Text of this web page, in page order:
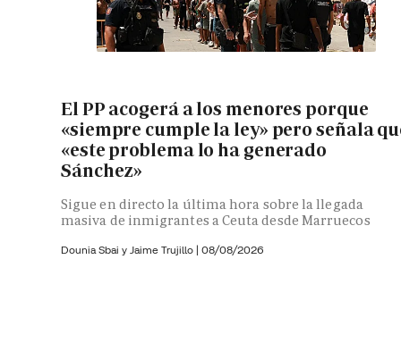
El PP acogerá a los menores porque
«siempre cumple la ley» pero señala
«este problema lo ha generado
Sánchez»
Sigue en directo la última hora sobre la llegada
masiva de inmigrantes a Ceuta desde Marruecos
Dounia Sbai y Jaime Trujillo | 08/08/2026